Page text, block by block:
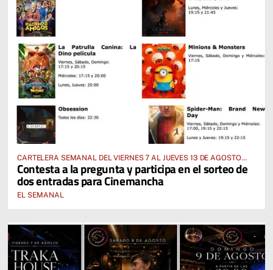
CARTELERA SEMANAL DEL VIERNES 7 AL JUEVES 13 DE AGOSTO
2026
Contesta a la pregunta y participa en el sorteo de
dos entradas para Cinemancha
EL SEMANAL